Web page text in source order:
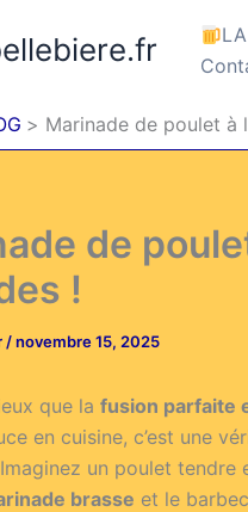
Marinade de poulet à
de
!
/novembre 15, 2025
que la fusion parfaite
en cuisine, c’est une
un poulet
brasse et le